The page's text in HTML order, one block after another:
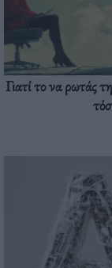
Γιατί το να ρωτάς